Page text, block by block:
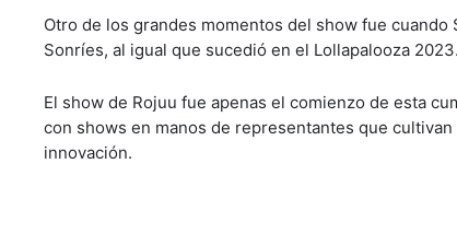
Otro de los grandes momentos del show fue cuando
Sonríes, al igual que sucedió en el Lollapalooza
El show de Rojuu fue apenas el comienzo de esta
con shows en manos de representantes que
innovación.